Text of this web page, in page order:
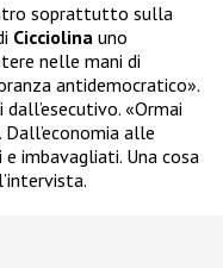
soprattutto sulla
Cicciolina uno
nelle mani di
antidemocratico».
«Ormai
alle
imbavagliati. Una cosa